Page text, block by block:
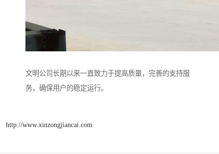
文明公司长期以来一直致力于提高质量，完善的支持服
务，确保用户的稳定运行。
http://www.xinzongjiancai.com